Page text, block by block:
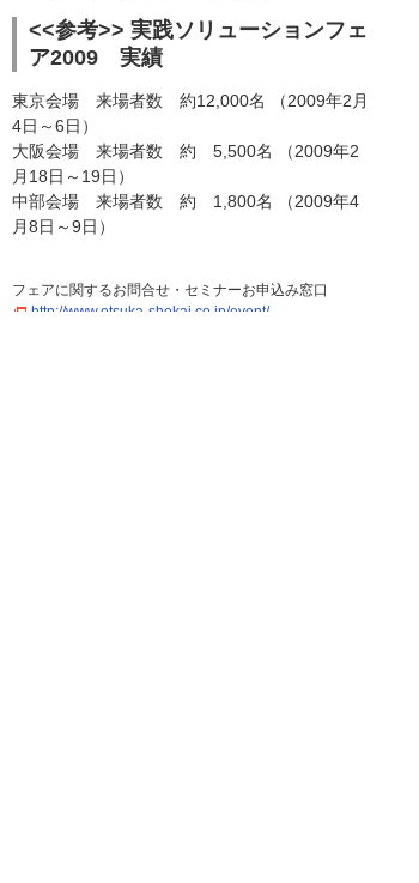
<<参考>> 実践ソリューションフェ
ア2009 実績
東京会場 来場者数 約12,000名 （2009年2月
4日～6日）
大阪会場 来場者数 約 5,500名 （2009年2
月18日～19日）
中部会場 来場者数 約 1,800名 （2009年4
月8日～9日）
フェアに関するお問合せ・セミナーお申込み窓口
http://www.otsuka-shokai.co.jp/event/